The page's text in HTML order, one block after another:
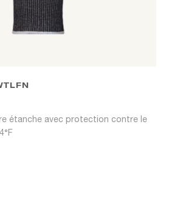
étanche avec protection contre le